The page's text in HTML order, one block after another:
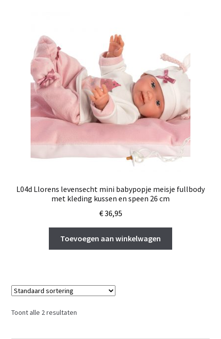
L04d Llorens levensecht mini babypopje meisje fullbody
met kleding kussen en speen 26 cm
€36,95
Toevoegen aan winkelwagen
Toont alle 2 resultaten